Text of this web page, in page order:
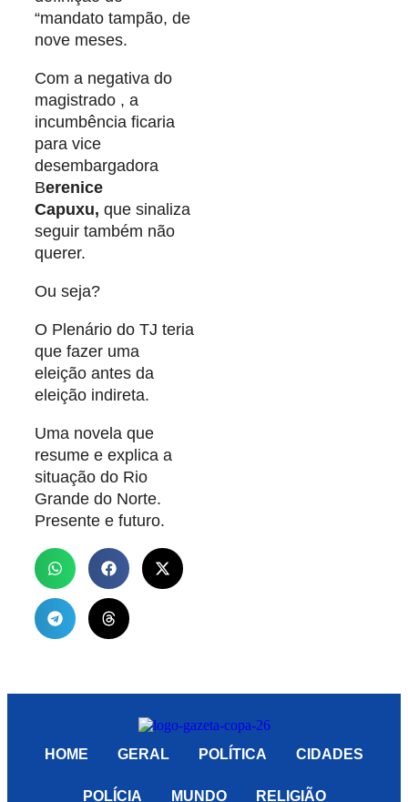
“mandato tampão, de
nove meses.
Com a negativa do
magistrado , a
incumbência ficaria
para vice
desembargadora
Berenice
Capuxu, que sinaliza
seguir também não
querer.
Ou seja?
O Plenário do TJ teria
que fazer uma
eleição antes da
eleição indireta.
Uma novela que
resume e explica a
situação do Rio
Grande do Norte.
Presente e futuro.
HOME GERAL POLÍTICA CIDADES
POLÍCIA MUNDO RELIGIÃO